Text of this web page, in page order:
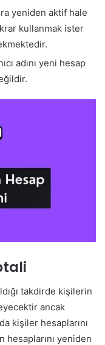
yeniden aktif hale
kullanmak ister
adını yeni hesap
takdirde kişilerin
ancak
kişiler hesaplarını
hesaplarını yeniden